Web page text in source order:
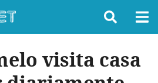
visita casa